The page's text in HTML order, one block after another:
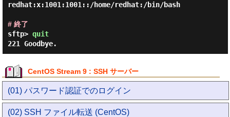
redhat:x:1001:1001::/home/redhat:/bin/bash
# 終了
sftp> quit
CentOS Stream 9 : SSH サーバー
(01) パスワード認証でのログイン
(02) SSH ファイル転送 (CentOS)